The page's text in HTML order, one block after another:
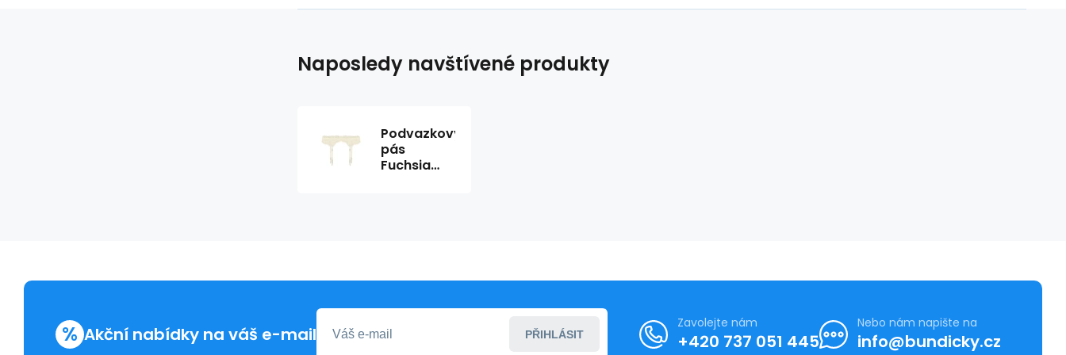
Naposledy navštívené produkty
Podvazkový
pás
Fuchsia
% Akční nabídky na váš e-mail PŘIHLÁSIT
Zavolejte nám
+420 737 051 445
Nebo nám napište na
info@bundicky.cz